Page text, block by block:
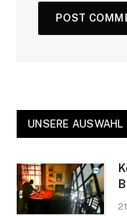
UNSERE AUSWAHL